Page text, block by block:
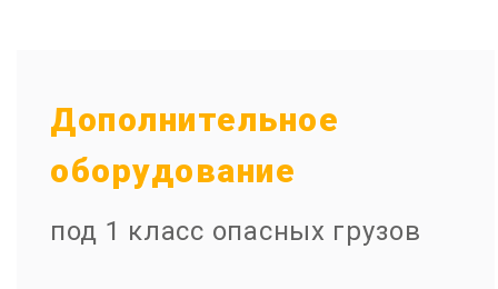
Дополнительное
оборудование
под 1 класс опасных грузов